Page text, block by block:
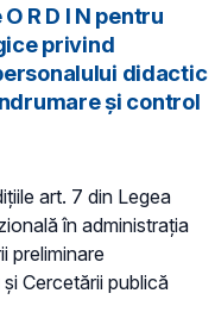
R D I N pentru
privind
didactic
şi control
art. 7 din Legea
în administraţia
preliminare
Cercetării publică